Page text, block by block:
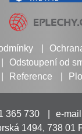
Odstoupení od
Reference
365 730 e-
1494, 738 01